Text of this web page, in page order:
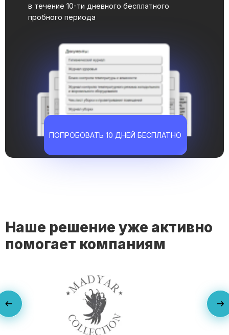
в течение 10-ти дневного бесплатного
пробного периода
ПОПРОБОВАТЬ 10 ДНЕЙ БЕСПЛАТНО
Наше решение уже активно
помогает компаниям